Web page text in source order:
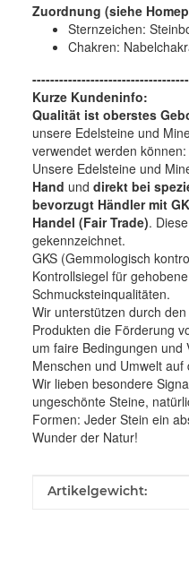
Zuordnung (siehe
Sternzeichen:
Chakren:
Kurze Kundeninfo:
Qualität ist oberstes
unsere Edelsteine und
verwendet werden können:
Unsere Edelsteine und
Hand und direkt bei
bevorzugt Händler mit
Handel (Fair Trade).
gekennzeichnet.
GKS (Gemmologisch
Kontrollsiegel für
Schmucksteinqualitäten.
Wir unterstützen durch
Produkten die Förderung
um faire Bedingungen und
Menschen und Umwelt
Wir lieben besondere
ungeschönte Steine,
Formen: Jeder Stein ein
Wunder der Natur!
Produkteigenschaft
Wert
Artikelgewicht: